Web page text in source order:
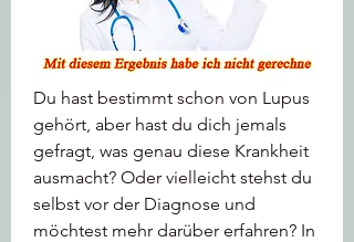
Du hast bestimmt schon von Lupus
gehört, aber hast du dich jemals
gefragt, was genau diese Krankheit
ausmacht? Oder vielleicht stehst du
selbst vor der Diagnose und
möchtest mehr darüber erfahren? In